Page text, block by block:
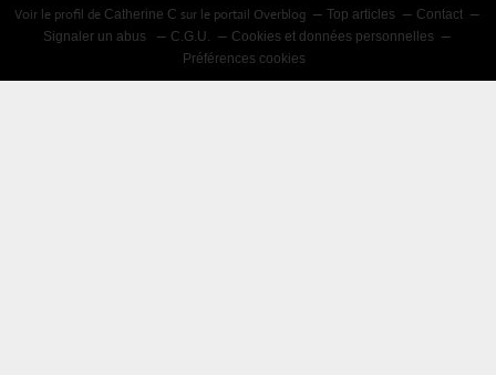
Voir le profil de Catherine C sur le portail Overblog Top articles
Contact
Signaler un abus
C.G.U.
Cookies et données personnelles
Préférences cookies